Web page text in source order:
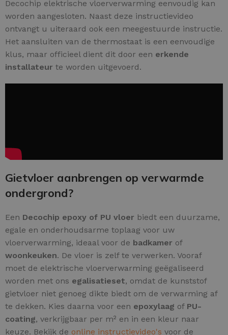
Decochip elektrische vloerverwarming eenvoudig kan
worden aangesloten. Naast deze instructievideo
ontvangt u uiteraard ook een meegestuurde instructie.
Het aansluiten van de thermostaat is een eenvoudige
klus, maar officieel dient dit door een erkende
installateur te worden uitgevoerd.
Gietvloer aanbrengen op verwarmde
ondergrond?
Een Decochip epoxy of PU vloer biedt een duurzame,
egale en onderhoudsarme toplaag voor uw
vloerverwarming, ideaal voor de badkamer of
woonkeuken. De vloer is zelf te verwerken. Vooraf
moet de elektrische vloerverwarming geëgaliseerd
worden met ons egalisatieset, omdat de kunststof
gietvloer niet genoeg dikte biedt om de verwarming af
te dekken. Kies daarna voor een epoxylaag of PU-
coating, verkrijgbaar per m² en in een kleur naar
keuze. Bekijk de online instructievideo's voor de